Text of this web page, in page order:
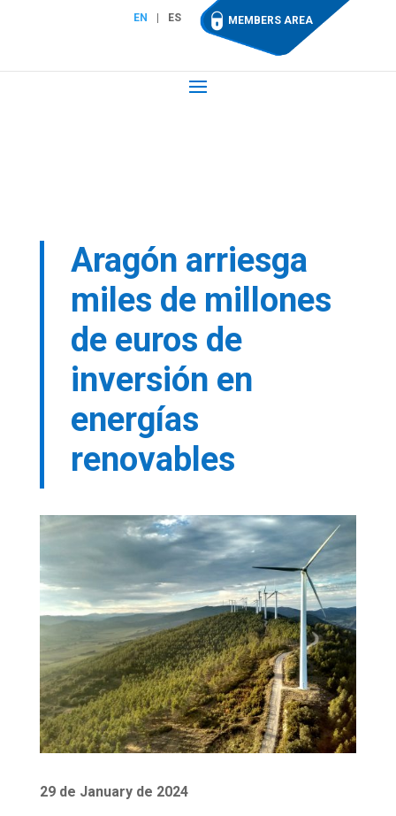
EN ES MEMBERS AREA
Aragón arriesga
miles de millones
de euros de
inversión en
energías
renovables
29 de January de 2024